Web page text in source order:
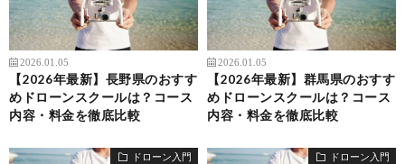
2026.01.05
【2026年最新】長野県のおすす
めドローンスクールは？コース
内容・料金を徹底比較
2026.01.05
【2026年最新】群馬県のおすす
めドローンスクールは？コース
内容・料金を徹底比較
ドローン入門 ドローン入門